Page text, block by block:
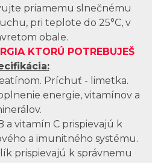
priamemu slnečnému
pri teplote do 25°C, v
obale.
KTORÚ POTREBUJEŠ
Príchuť - limetka.
energie, vitamínov a
a vitamín C prispievajú k
a imunitného systému.
prispievajú k správnemu